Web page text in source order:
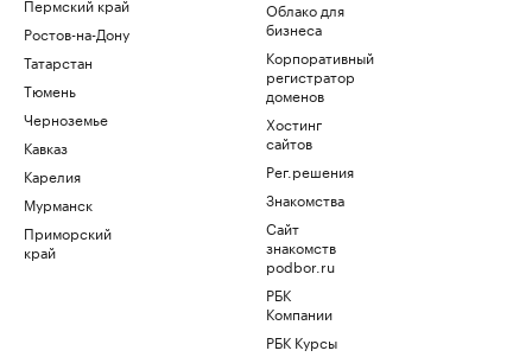
Ростов-на-Дону
Татарстан
Тюмень
Черноземье
Кавказ
Карелия
Мурманск
Приморский
край
Облако для
бизнеса
Корпоративный
регистратор
доменов
Хостинг
сайтов
Рег.решения
Знакомства
Сайт
знакомств
podbor.ru
РБК
Компании
РБК Курсы